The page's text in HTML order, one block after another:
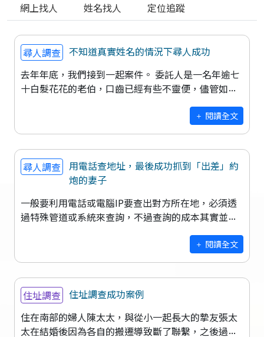
網上找人
姓名找人 定位追蹤
尋人調查 不知道真實姓名的情況下尋人成功
去年年底，我們接到一起案件。 委託人是一名年逾七
十白髮花花的老伯，口齒已經有些不靈便，儘管如
閱讀全文
尋人調查
用電話查地址，最後成功抓到「出差」約
炮的妻子
一般要利用電話或電腦IP要查出對方所在地，必須透
過特殊管道或系統來查詢，不過查詢的成本其實並不
閱讀全文
住址調查
住址調查成功案例
住在南部的婦人陳太太，與從小一起長大的摯友張太
太在結婚後因為各自的搬遷導致斷了聯繫，之後過了